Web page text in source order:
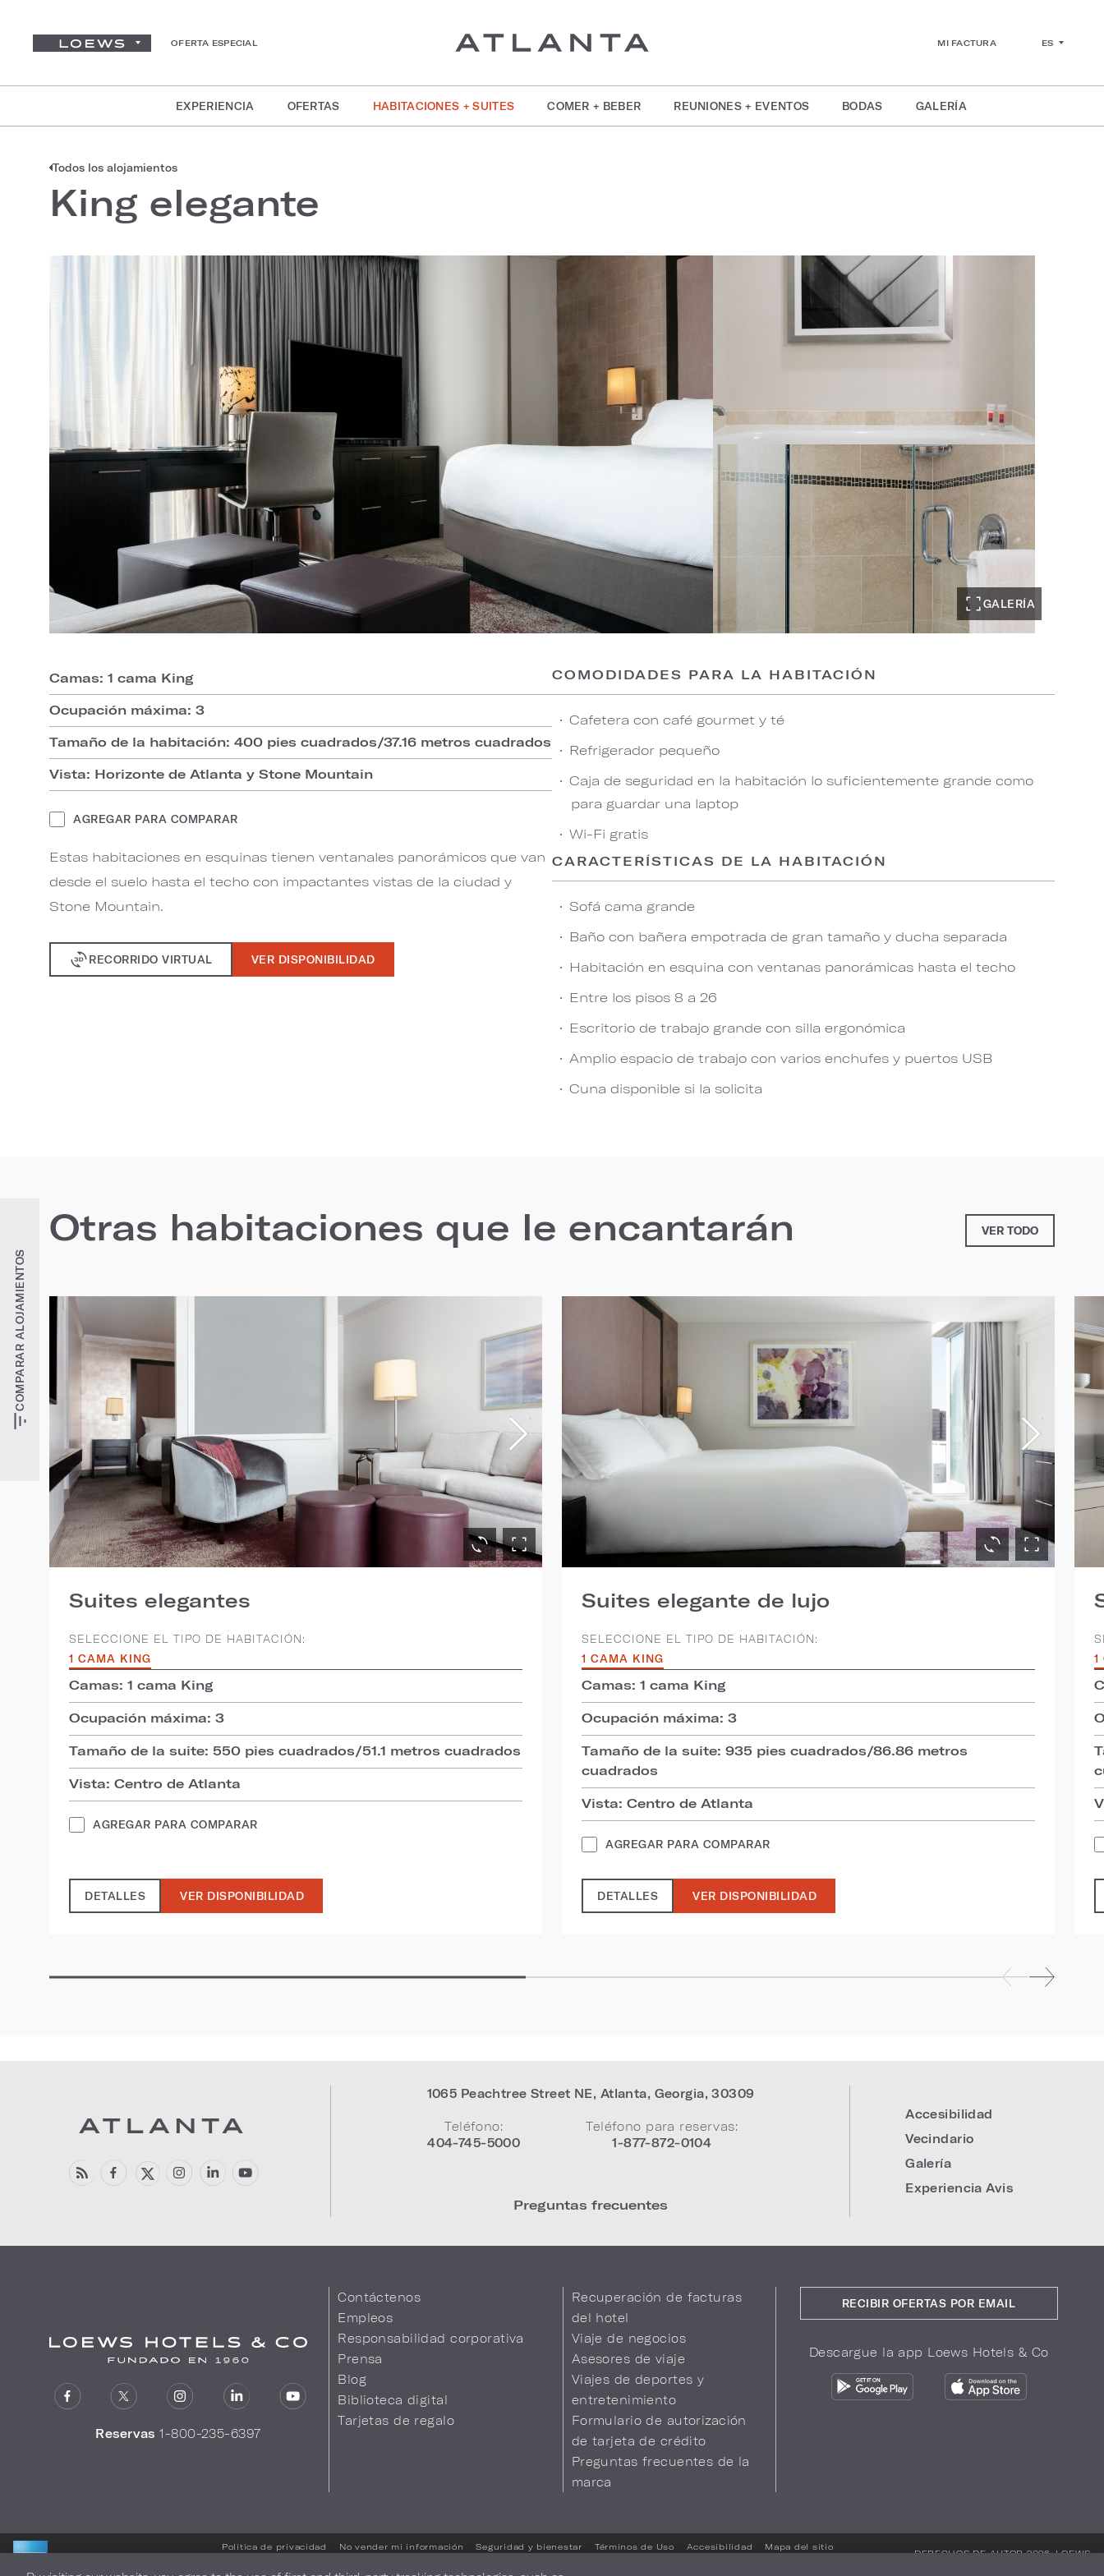
OFERTA ESPECIAL MI FACTURA ES
EXPERIENCIA OFERTAS HABITACIONES + SUITES COMER + BEBER REUNIONES + EVENTOS BODAS GALERÍA
COMPARAR ALOJAMIENTOS
Todos los alojamientos
King elegante
GALERÍA
Camas: 1 cama King
Ocupación máxima: 3
Tamaño de la habitación: 400 pies cuadrados/37.16 metros cuadrados
Vista: Horizonte de Atlanta y Stone Mountain
AGREGAR PARA COMPARAR
Estas habitaciones en esquinas tienen ventanales panorámicos que van
desde el suelo hasta el techo con impactantes vistas de la ciudad y
Stone Mountain.
RECORRIDO VIRTUAL VER DISPONIBILIDAD
COMODIDADES PARA LA HABITACIÓN
Cafetera con café gourmet y té
Refrigerador pequeño
Caja de seguridad en la habitación lo suficientemente grande como
para guardar una laptop
Wi-Fi gratis
CARACTERÍSTICAS DE LA HABITACIÓN
Sofá cama grande
Baño con bañera empotrada de gran tamaño y ducha separada
Habitación en esquina con ventanas panorámicas hasta el techo
Entre los pisos 8 a 26
Escritorio de trabajo grande con silla ergonómica
Amplio espacio de trabajo con varios enchufes y puertos USB
Cuna disponible si la solicita
Otras habitaciones que le encantarán VER TODO
Suites elegantes
SELECCIONE EL TIPO DE HABITACIÓN:
1 CAMA KING
Camas: 1 cama King
Ocupación máxima: 3
Tamaño de la suite: 550 pies cuadrados/51.1 metros cuadrados
Vista: Centro de Atlanta
AGREGAR PARA COMPARAR
DETALLES VER DISPONIBILIDAD
Suites elegante de lujo
SELECCIONE EL TIPO DE HABITACIÓN:
1 CAMA KING
Camas: 1 cama King
Ocupación máxima: 3
Tamaño de la suite: 935 pies cuadrados/86.86 metros
cuadrados
Vista: Centro de Atlanta
AGREGAR PARA COMPARAR
DETALLES VER DISPONIBILIDAD
1
1065 Peachtree Street NE, Atlanta, Georgia,30309
Teléfono:
404-745-5000
Teléfono para reservas:
1-877-872-0104
Preguntas frecuentes
Accesibilidad
Vecindario
Galería
Experiencia Avis
Reservas 1-800-235-6397
Contáctenos
Empleos
Responsabilidad corporativa
Prensa
Blog
Biblioteca digital
Tarjetas de regalo
Recuperación de facturas
del hotel
Viaje de negocios
Asesores de viaje
Viajes de deportes y
entretenimiento
Formulario de autorización
de tarjeta de crédito
Preguntas frecuentes de la
marca
RECIBIR OFERTAS POR EMAIL
Descargue la app Loews Hotels & Co
Política de privacidad No vender mi información Seguridad y bienestar Términos de Uso Accesibilidad Mapa del sitio
Sus opciones de privacidad
DERECHOS DE AUTOR 2026.LOEWS